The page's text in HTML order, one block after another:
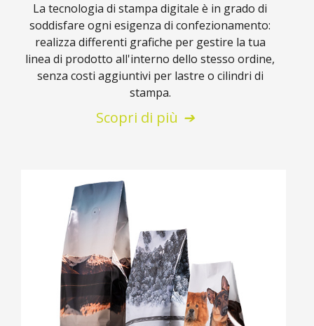
La tecnologia di stampa digitale è in grado di
soddisfare ogni esigenza di confezionamento:
realizza differenti grafiche per gestire la tua
linea di prodotto all'interno dello stesso ordine,
senza costi aggiuntivi per lastre o cilindri di
stampa.
Scopri di più